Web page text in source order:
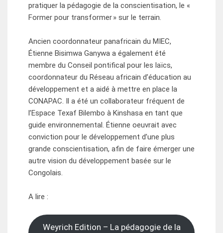
pratiquer la pédagogie de la conscientisation, le «
Former pour transformer » sur le terrain.
Ancien coordonnateur panafricain du MIEC,
Étienne Bisimwa Ganywa a également été
membre du Conseil pontifical pour les laïcs,
coordonnateur du Réseau africain d’éducation au
développement et a aidé à mettre en place la
CONAPAC. Il a été un collaborateur fréquent de
l’Espace Texaf Bilembo à Kinshasa en tant que
guide environnemental. Étienne oeuvrait avec
conviction pour le développement d’une plus
grande conscientisation, afin de faire émerger une
autre vision du développement basée sur le
Congolais.
A lire :
Weyrich Edition – La pédagogie de la